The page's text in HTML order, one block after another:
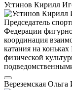
Устинов Кирилл
Председатель
Федерации
координация
катания на
физической
Вереземская Ольга